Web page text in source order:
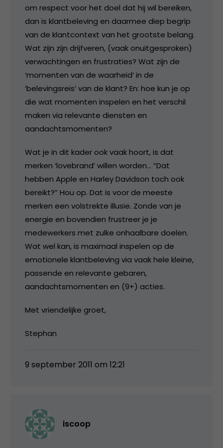
om respect voor het doel dat hij wil bereiken,
dan is klantbeleving en daarmee diep begrip
van de klantcontext van het grootste belang.
Wat zijn zijn drijfveren, (vaak onuitgesproken)
verwachtingen en frustraties? Wat zijn de
‘momenten van de waarheid’ in de
‘belevingsreis’ van de klant? En: hoe kun je op
die wat momenten inspelen en het verschil
maken via relevante diensten en
aandachtsmomenten?
Wat je in dit kader ook vaak hoort, is dat
merken ‘lovebrand’ willen worden… “Dat
hebben Apple en Harley Davidson toch ook
bereikt?” Hou op. Dat is voor de meeste
merken een volstrekte illusie. Zonde van je
energie en bovendien frustreer je je
medewerkers met zulke onhaalbare doelen.
Wat wel kan, is maximaal inspelen op de
emotionele klantbeleving via vaak hele kleine,
passende en relevante gebaren,
aandachtsmomenten en (9+) acties.
Met vriendelijke groet,
Stephan
9 september 2011 om 12:21
iscoop